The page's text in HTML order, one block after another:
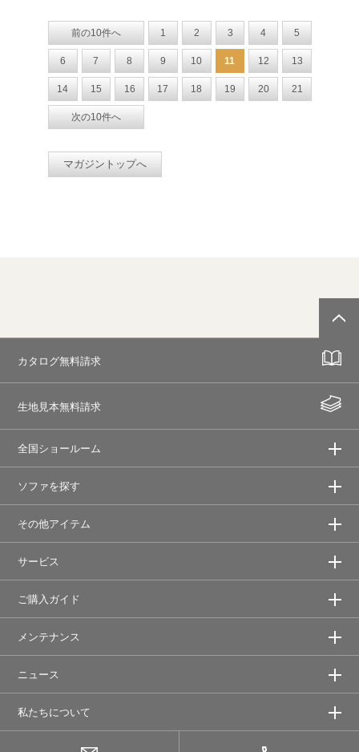
前の10件へ 1 2 3 4 5
6 7 8 9 10 11 12 13
14 15 16 17 18 19 20 21
次の10件へ
マガジントップへ
カタログ無料請求
生地見本無料請求
全国ショールーム
ソファを探す
その他アイテム
サービス
ご購入ガイド
メンテナンス
ニュース
私たちについて